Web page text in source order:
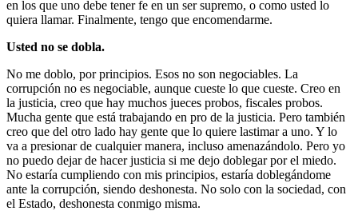
en los que uno debe tener fe en un ser supremo, o como usted lo
quiera llamar. Finalmente, tengo que encomendarme.
Usted no se dobla.
No me doblo, por principios. Esos no son negociables. La
corrupción no es negociable, aunque cueste lo que cueste. Creo en
la justicia, creo que hay muchos jueces probos, fiscales probos.
Mucha gente que está trabajando en pro de la justicia. Pero también
creo que del otro lado hay gente que lo quiere lastimar a uno. Y lo
va a presionar de cualquier manera, incluso amenazándolo. Pero yo
no puedo dejar de hacer justicia si me dejo doblegar por el miedo.
No estaría cumpliendo con mis principios, estaría doblegándome
ante la corrupción, siendo deshonesta. No solo con la sociedad, con
el Estado, deshonesta conmigo misma.